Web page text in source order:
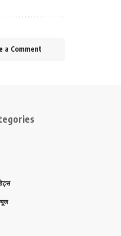
a Comment